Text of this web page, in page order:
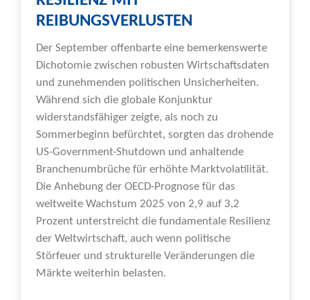
REIBUNGSVERLUSTEN
Der September offenbarte eine bemerkenswerte
Dichotomie zwischen robusten Wirtschaftsdaten
und zunehmenden politischen Unsicherheiten.
Während sich die globale Konjunktur
widerstandsfähiger zeigte, als noch zu
Sommerbeginn befürchtet, sorgten das drohende
US-Government-Shutdown und anhaltende
Branchenumbrüche für erhöhte Marktvolatilität.
Die Anhebung der OECD-Prognose für das
weltweite Wachstum 2025 von 2,9 auf 3,2
Prozent unterstreicht die fundamentale Resilienz
der Weltwirtschaft, auch wenn politische
Störfeuer und strukturelle Veränderungen die
Märkte weiterhin belasten.